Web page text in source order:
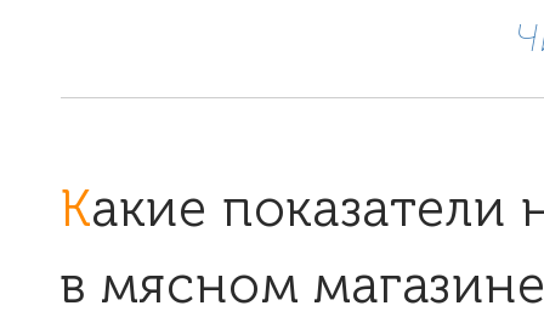
Какие показатели надо считать
в мясном